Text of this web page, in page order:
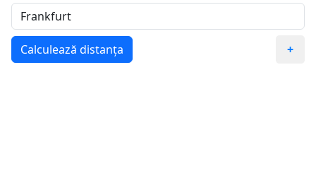
Calculează distanța +